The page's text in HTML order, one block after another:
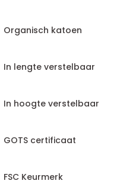
Organisch katoen
In lengte verstelbaar
In hoogte verstelbaar
GOTS certificaat
FSC Keurmerk